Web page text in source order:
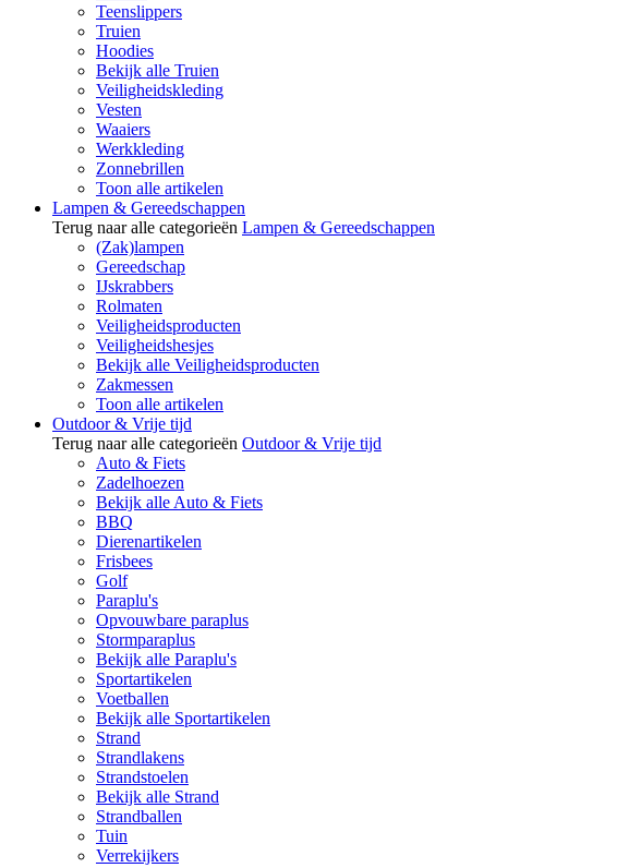
Teenslippers
Truien
Hoodies
Bekijk alle Truien
Veiligheidskleding
Vesten
Waaiers
Werkkleding
Zonnebrillen
Toon alle artikelen
Lampen & Gereedschappen
Terug naar alle categorieën Lampen & Gereedschappen
(Zak)lampen
Gereedschap
IJskrabbers
Rolmaten
Veiligheidsproducten
Veiligheidshesjes
Bekijk alle Veiligheidsproducten
Zakmessen
Toon alle artikelen
Outdoor & Vrije tijd
Terug naar alle categorieën Outdoor & Vrije tijd
Auto & Fiets
Zadelhoezen
Bekijk alle Auto & Fiets
BBQ
Dierenartikelen
Frisbees
Golf
Paraplu's
Opvouwbare paraplus
Stormparaplus
Bekijk alle Paraplu's
Sportartikelen
Voetballen
Bekijk alle Sportartikelen
Strand
Strandlakens
Strandstoelen
Bekijk alle Strand
Strandballen
Tuin
Verrekijkers